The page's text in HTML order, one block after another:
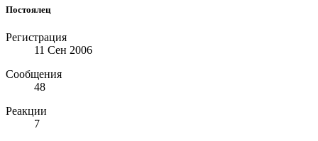
Постоялец
Регистрация
11 Сен 2006
Сообщения
48
Реакции
7